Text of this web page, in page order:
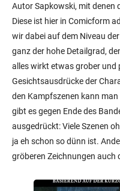
Autor Sapkowski, mit denen
Diese ist hier in Comicform
wir dabei auf dem Niveau
ganz der hohe Detailgrad,
alles wirkt etwas grober und
Gesichtsausdrücke der
den Kampfszenen kann
gibt es gegen Ende des
ausgedrückt: Viele Szenen
ja eh schon so dünn ist.
gröberen Zeichnungen auch